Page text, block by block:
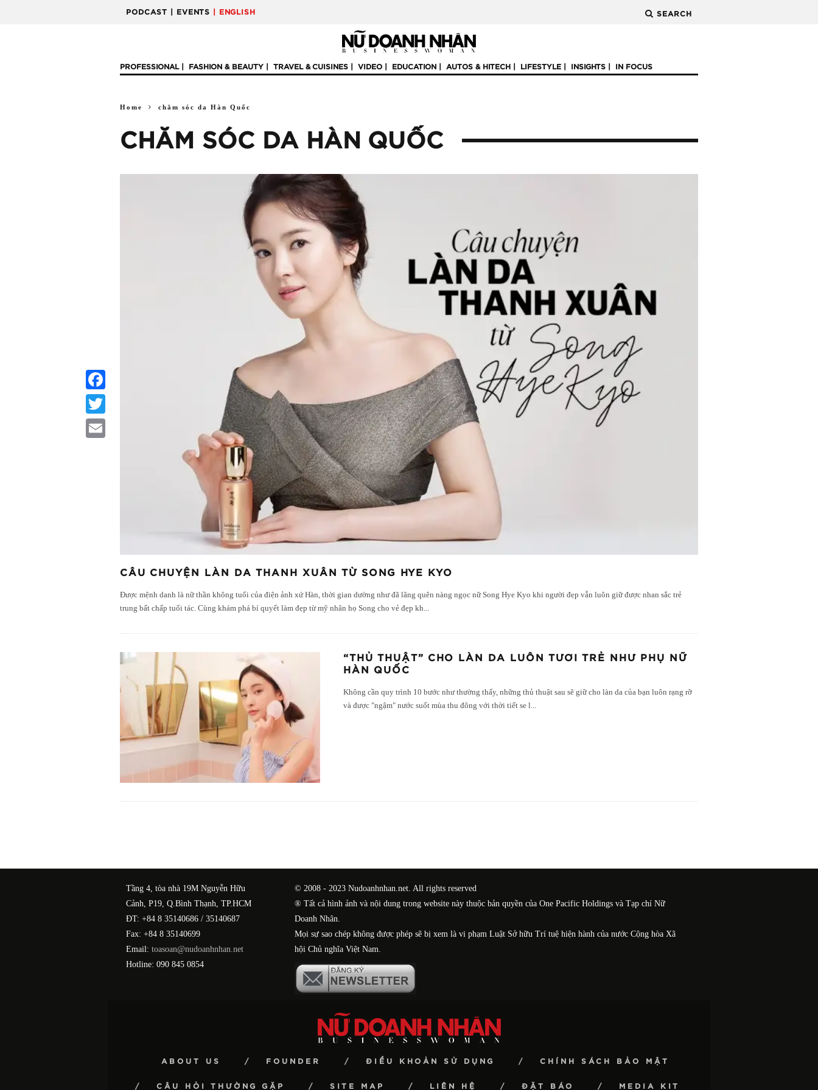
PODCAST | EVENTS | ENGLISH SEARCH
PROFESSIONAL FASHION & BEAUTY TRAVEL & CUISINES VIDEO EDUCATION AUTOS & HITECH LIFESTYLE INSIGHTS IN FOCUS
Home chăm sóc da Hàn Quốc
CHĂM SÓC DA HÀN QUỐC
CÂU CHUYỆN LÀN DA THANH XUÂN TỪ SONG HYE KYO
Được mệnh danh là nữ thần không tuổi của điện ảnh xứ Hàn, thời gian dường như đã lãng quên nàng ngọc nữ Song Hye Kyo khi người đẹp vẫn luôn giữ được nhan sắc trẻ
trung bất chấp tuổi tác. Cùng khám phá bí quyết làm đẹp từ mỹ nhân họ Song cho vẻ đẹp kh...
Facebook
Twitter
“THỦ THUẬT” CHO LÀN DA LUÔN TƯƠI TRẺ NHƯ PHỤ NỮ
HÀN QUỐC
Không cần quy trình 10 bước như thường thấy, những thủ thuật sau sẽ giữ cho làn da của bạn luôn rạng rỡ
và được "ngậm" nước suốt mùa thu đông với thời tiết se l...
Tầng 4, tòa nhà 19M Nguyễn Hữu
Cảnh, P19, Q.Bình Thạnh, TP.HCM
ĐT: +84 8 35140686 / 35140687
Fax: +84 8 35140699
Email: toasoan@nudoanhnhan.net
Hotline: 090 845 0854
© 2008 - 2023 Nudoanhnhan.net. All rights reserved
® Tất cả hình ảnh và nội dung trong website này thuộc bản quyền của One Pacific Holdings và Tạp chí Nữ
Doanh Nhân.
Mọi sự sao chép không được phép sẽ bị xem là vi phạm Luật Sở hữu Trí tuệ hiện hành của nước Cộng hòa Xã
hội Chủ nghĩa Việt Nam.
ABOUT US FOUNDER ĐIỀU KHOẢN SỬ DỤNG CHÍNH SÁCH BẢO MẬT
CÂU HỎI THƯỜNG GẶP SITE MAP LIÊN HỆ ĐẶT BÁO MEDIA KIT